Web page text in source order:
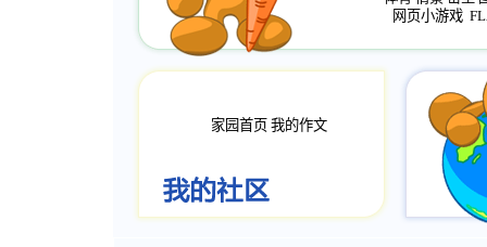
网页小游戏
家园首页 我的作文